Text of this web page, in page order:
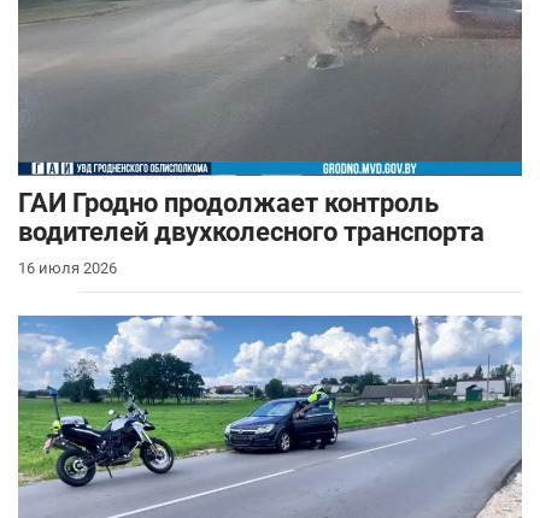
ГАИ Гродно продолжает контроль
водителей двухколесного транспорта
16 июля 2026